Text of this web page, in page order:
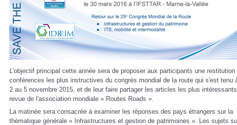
L'objectif principal cette année sera de proposer aux participants une restitution
conférences les plus instructives du congrès mondial de la route qui s'est tenu
2 au 5 novembre 2015, et de leur faire partager les articles les plus
revue de l'association mondiale « Routes Roads ».
La matinée sera consacrée à examiner les réponses des pays étrangers sur la
thématique générale « Infrastructures et gestion de patrimoines ». Les sujets